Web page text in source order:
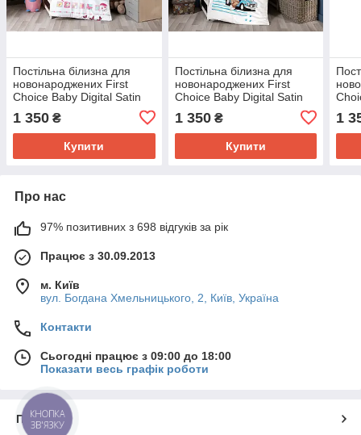
Постільна білизна для
новонароджених First
Choice Baby Digital Satin
1 350 ₴
Купити
Постільна білизна для
новонароджених First
Choice Baby Digital Satin
1 350₴
Купити
1
Про нас
97% позитивних з 698 відгуків за рік
Працює з 30.09.2013
м. Київ
вул. Богдана Хмельницького, 2, Київ, Україна
Контакти
Сьогодні працює з 09:00 до 18:00
Показати весь графік роботи
Про нас
КНОПКА
ЗВ'ЯЗКУ